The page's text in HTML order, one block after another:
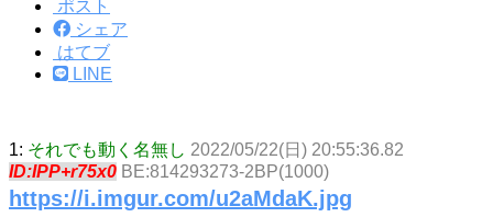
ポスト
シェア
はてブ
LINE
1: それでも動く名無し 2022/05/22(日) 20:55:36.82
ID:IPP+r75x0 BE:814293273-2BP(1000)
https://i.imgur.com/u2aMdaK.jpg